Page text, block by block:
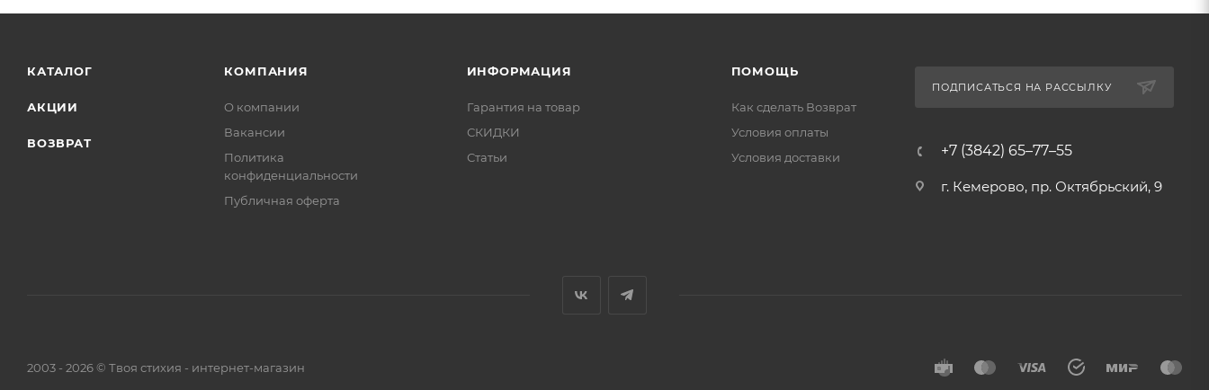
КАТАЛОГ
АКЦИИ
ВОЗВРАТ
КОМПАНИЯ
О компании
Вакансии
Политика
конфиденциальности
Публичная оферта
ИНФОРМАЦИЯ
Гарантия на товар
СКИДКИ
Статьи
ПОМОЩЬ
Как сделать Возврат
Условия оплаты
Условия доставки
ПОДПИСАТЬСЯ НА РАССЫЛКУ
+7 (3842) 65–77–55
г. Кемерово, пр. Октябрьский, 9
2003 - 2026 © Твоя стихия - интернет-магазин